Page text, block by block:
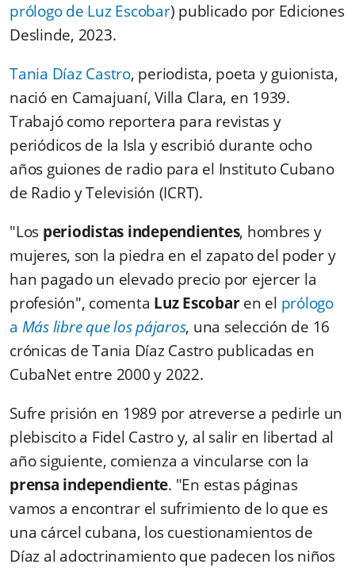
prólogo de Luz Escobar) publicado por Ediciones
Deslinde, 2023.
Tania Díaz Castro, periodista, poeta y guionista,
nació en Camajuaní, Villa Clara, en 1939.
Trabajó como reportera para revistas y
periódicos de la Isla y escribió durante ocho
años guiones de radio para el Instituto Cubano
de Radio y Televisión (ICRT).
"Los periodistas independientes, hombres y
mujeres, son la piedra en el zapato del poder y
han pagado un elevado precio por ejercer la
profesión", comenta Luz Escobaren el prólogo
a Más libre que los pájaros, una selección de 16
crónicas de Tania Díaz Castro publicadas en
CubaNet entre 2000 y 2022.
Sufre prisión en 1989 por atreverse a pedirle un
plebiscito a Fidel Castro y, al salir en libertad al
año siguiente, comienza a vincularse con la
prensa independiente. "En estas páginas
vamos a encontrar el sufrimiento de lo que es
una cárcel cubana, los cuestionamientos de
Díaz al adoctrinamiento que padecen los niños